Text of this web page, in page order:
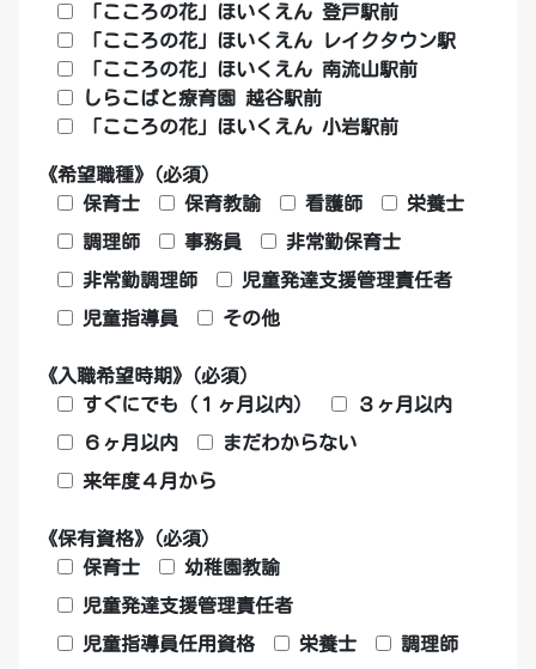
「こころの花」ほいくえん 登戸駅前
「こころの花」ほいくえん レイクタウン駅
「こころの花」ほいくえん 南流山駅前
しらこばと療育園 越谷駅前
「こころの花」ほいくえん 小岩駅前
《希望職種》(必須)
保育士
保育教諭 看護師
栄養士
調理師
事務員
非常勤保育士
非常勤調理師
児童発達支援管理責任者
児童指導員
その他
《入職希望時期》(必須)
すぐにでも（１ヶ月以内）
３ヶ月以内
６ヶ月以内
まだわからない
来年度４月から
《保有資格》(必須)
保育士
幼稚園教諭
児童発達支援管理責任者
児童指導員任用資格
栄養士
調理師